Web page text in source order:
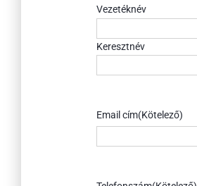
Vezetéknév
Keresztnév
Email cím(Kötelező)